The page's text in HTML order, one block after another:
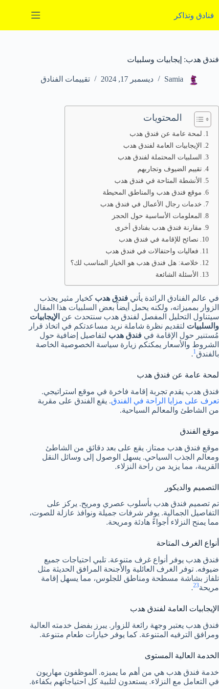
إلى
المحتوى
فنادق وتذاكر
فندق هدب: إيجابيات وسلبيات
Samia ديسمبر 17, 2024 تقييمات الفنادق
المحتويات
لمحة عامة عن فندق هدب
الإيجابيات العامة لفندق هدب
السلبيات المحتملة لفندق هدب
تقييم الضيوف وتجاربهم
الأنشطة المتاحة في فندق هدب
موقع فندق هدب والمناطق المحيطة
خدمات رجال الأعمال في فندق هدب
المعلومات الأساسية حول الحجز
مقارنة فندق هدب بفنادق أخرى
نصائح للإقامة في فندق هدب
فعاليات واحتفالات في فندق هدب
خلاصة: هل فندق هدب هو الخيار المناسب لك؟
الأسئلة الشائعة
في عالم الفنادق الرائدة يأتي فندق هدب كخيار مثير يجذب
الزوار بمميزاته، ولكنه يحمل أيضاً بعض السلبيات هذا المقال
سيتناول التحليل المفصل لفندق هدب سنتحدث عن الإيجابيات
والسلبيات لتقديم نظرة شاملة نريد مساعدتكم في اتخاذ قرار
مُستنير حول الإقامة في فندق هدب لتفاصيل إضافية حول
الشروط والأسعار يمكنكم زيارة سياسة الخصوصية الخاصة
بالفندق1
.
لمحة عامة عن فندق هدب
فندق هدب يقدم تجربة إقامة فاخرة في موقع استراتيجي.
تعرف على مزايا الراحة في الفندق. يقع الفندق على مقربة
من الشاطئ والمعالم السياحية.
موقع الفندق
موقع فندق هدب ممتاز. يقع على بعد دقائق من الشاطئ
ومعالم الجذب السياحي. يسهل الوصول إلى وسائل النقل
القريبة، مما يزيد من راحة النزلاء.
التصميم والديكور
تم تصميم فندق هدب بأسلوب عصري ومريح. يركز على
التفاصيل الجمالية. يوفر شرفات جميلة ونوافذ عازلة للصوت،
مما يمنح النزلاء أجواءً هادئة ومريحة.
أنواع الغرف المتاحة
فندق هدب يوفر أنواع غرف متنوعة. تلبي احتياجات جميع
ضيوفه. توفر الغرف العائلية والأجنحة المرافق الحديثة مثل
تلفاز بشاشة مسطحة ومناطق للجلوس، مما يسهل إقامة
مريحة 23
.
الإيجابيات العامة لفندق هدب
فندق هدب يعتبر وجهة رائعة للزوار. يبرز بفضل خدمته العالية
ومرافق الترفيه المتنوعة. كما يوفر خيارات طعام متنوعة.
الخدمة العالية المستوى
خدمة فندق هدب هي من أهم ما يميزه. الموظفون مهاريون
في التعامل مع النزلاء. يستعدون لتلبية كل احتياجاتهم بكفاءة.